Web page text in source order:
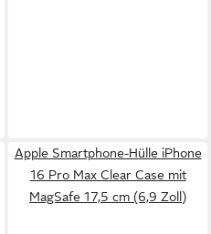
Apple Smartphone-Hülle iPhone
16 Pro Max Clear Case mit
MagSafe 17,5 cm (6,9 Zoll)